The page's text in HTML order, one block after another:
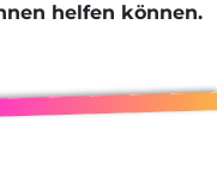
helfen können.